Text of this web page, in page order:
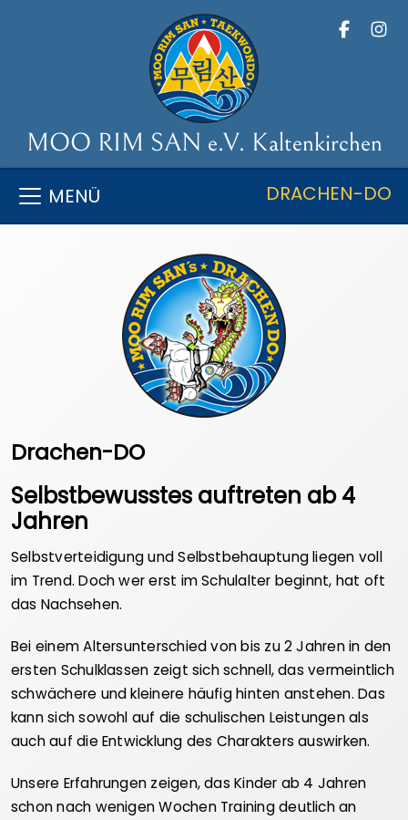
MOO RIM SAN e.V. Kaltenkirchen
MENÜ DRACHEN-DO
Drachen-DO
Selbstbewusstes auftreten ab 4
Jahren
Selbstverteidigung und Selbstbehauptung liegen voll
im Trend. Doch wer erst im Schulalter beginnt, hat oft
das Nachsehen.
Bei einem Altersunterschied von bis zu 2 Jahren in den
ersten Schulklassen zeigt sich schnell, das vermeintlich
schwächere und kleinere häufig hinten anstehen. Das
kann sich sowohl auf die schulischen Leistungen als
auch auf die Entwicklung des Charakters auswirken.
Unsere Erfahrungen zeigen, das Kinder ab 4 Jahren
schon nach wenigen Wochen Training deutlich an